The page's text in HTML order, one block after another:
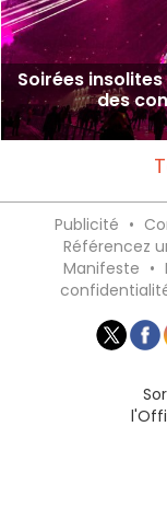
Soirées
des
Publicité •
Référencez
Manifeste •